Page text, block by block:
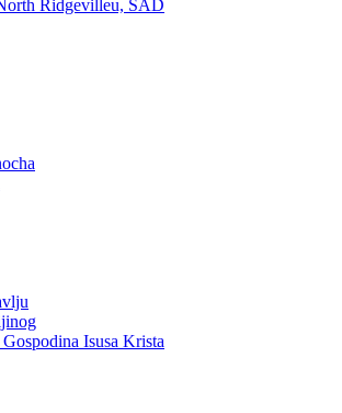
Ridgevilleu, SAD
Isusa Krista